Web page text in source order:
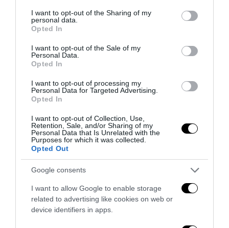
not limited to your visit or usage behaviour. You may click to
grant or deny consent to Google and its third-party tags to
use your data for below specified purposes in below Google
consent section.
I want to opt-out of the Sharing of my
personal data.
Opted In
I want to opt-out of the Sale of my
Personal Data.
Opted In
I want to opt-out of processing my
Personal Data for Targeted Advertising.
Opted In
I want to opt-out of Collection, Use,
Retention, Sale, and/or Sharing of my
Personal Data that Is Unrelated with the
Purposes for which it was collected.
Opted Out
Google consents
I want to allow Google to enable storage
related to advertising like cookies on web or
device identifiers in apps.
Berlino, l’islamismo colpisce il Pride: il perpetuo
fallimento dell’integrazione
27 Luglio 2026